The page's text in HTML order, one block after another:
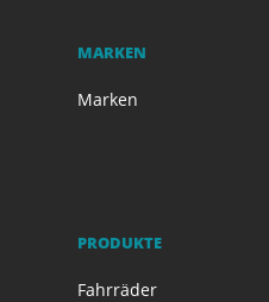
MARKEN
Marken
PRODUKTE
Fahrräder